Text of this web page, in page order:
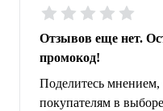
Отзывов еще нет.
промокод!
Поделитесь
покупателям в